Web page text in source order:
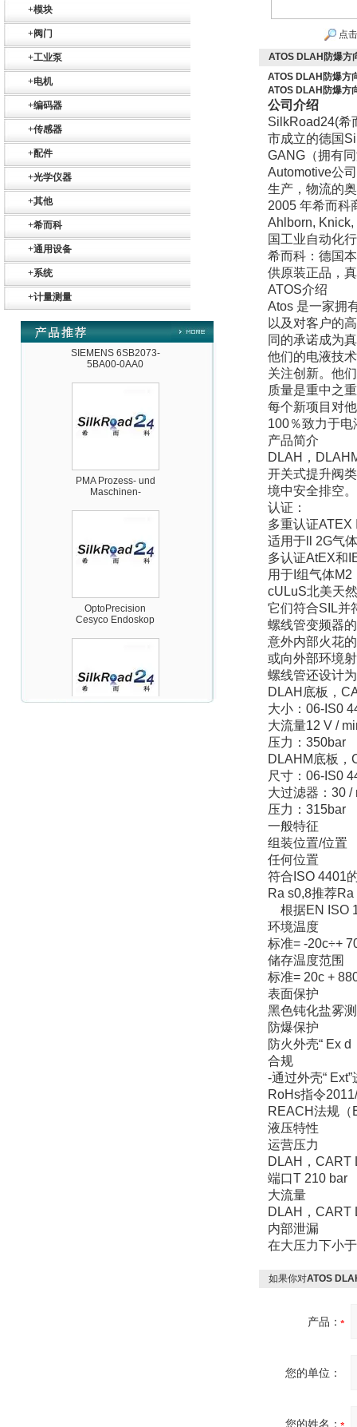
+模块
+阀门
+工业泵
+电机
+编码器
+传感器
+配件
+光学仪器
+其他
+希而科
+通用设备
+系统
+计量测量
SIEMENS 6SB2073-
5BA00-0AA0
Maschinen-
Automation GmbH
Cesyco Endoskop
HTO 38 内窥镜
点
ATOS DLAH防爆方
ATOS DLAH防爆方
ATOS DLAH防爆方
公司介绍
SilkRoad24(希
市成立的德国
GANG（拥有
Automotive公
生产，物流的
2005 年希而科
Ahlborn,
国工业自动化
希而科：德国
供原装正品，
ATOS介绍
Atos 是一家拥
以及对客户的
同的承诺成为
他们的电液技
关注创新。他
质量是重中之
每个新项目对
100％致力于
产品简介
DLAH ，
开关式提升阀
境中安全排空。
认证：
多重认证
适用于ll 2G气
多认证AtEX和
用于I组气体M2
cULuS北美天
它们符合SIL并
螺线管变频器
意外内部火花
或向外部环境
螺线管还设计
DLAH 底板，
大小：06-IS0
大流量12 V /
压力：350bar
DLAHM 底板，
尺寸：06-IS0
大过滤器：30 /
压力：315bar
一般特征
组装位置/位置
任何位置
符合ISO 4401
Ra s0,8推荐Ra
根据EN ISO
环境温度
标准= -20c÷+
储存温度范围
标准= 20c +
表面保护
黑色钝化盐雾
防爆保护
防火外壳“ Ex d
合规
-通过外壳“
RoHs指令
REACH法规（
液压特性
运营压力
DLAH ，
端口T 210 bar
大流量
DLAH ，
内部泄漏
在大压力下小
如果你对ATOS
产品：
您的单位：
您的姓名：